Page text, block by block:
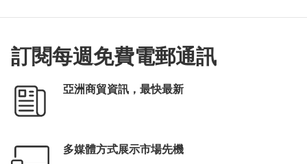
訂閱每週免費電郵通訊
亞洲商貿資訊，最快最新
多媒體方式展示市場先機